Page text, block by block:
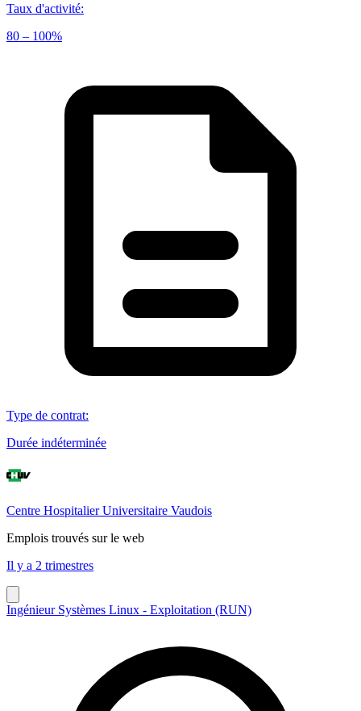
Taux d'activité:
80 – 100%
Type de contrat:
Durée indéterminée
Centre Hospitalier Universitaire Vaudois
Emplois trouvés sur le web
Il y a 2 trimestres
Ingénieur Systèmes Linux - Exploitation (RUN)